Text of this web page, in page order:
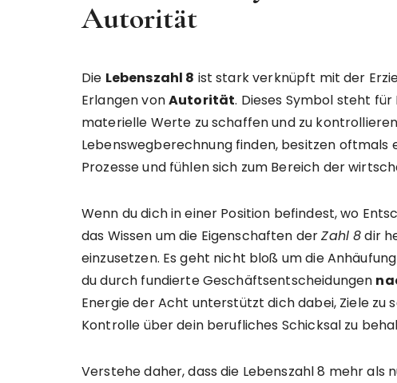
Autorität
Die Lebenszahl 8 ist stark verknüpft mit der
Erlangen vonAutorität. Dieses Symbol steht
materielle Werte zu schaffen und zu
Lebenswegberechnung finden, besitzen
Prozesse und fühlen sich zum Bereich der
Wenn du dich in einer Position befindest, wo
das Wissen um die Eigenschaften derZahl 8dir
einzusetzen. Es geht nicht bloß um die
du durch fundierte Geschäftsentscheidungen
Energie der Acht unterstützt dich dabei, Ziele zu
Kontrolle über dein berufliches Schicksal zu
Verstehe daher, dass die Lebenszahl 8 mehr als